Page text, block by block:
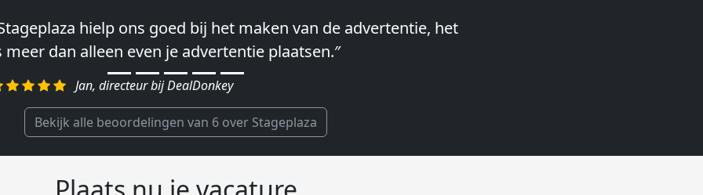
hielp ons goed bij het maken van de advertentie, het
meer dan alleen even je advertentie plaatsen.″
Jan, directeur bij DealDonkey
hebben in ieder geval prima ervaringen met Stageplaza:
keer weer weet Stageplaza prima kandidaten snel te
Harald, Head of Shared Service Center bij VION Food Netherlands